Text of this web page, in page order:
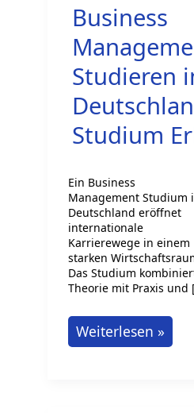
Business
Studieren
Studium
Ein Business
Management Studium
Deutschland eröffnet
internationale
Karrierewege in einem
starken
Das Studium
Theorie mit Praxis und
Business
Management
Weiterlesen »